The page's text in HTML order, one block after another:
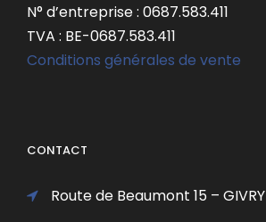
N° d’entreprise : 0687.583.411
TVA : BE-0687.583.411
Conditions générales de vente
CONTACT
Route de Beaumont 15 – GIVRY